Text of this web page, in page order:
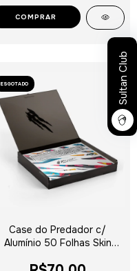
ESGOTADO
Case do Predador c/
Alumínio 50 Folhas Skin
Sultan Club